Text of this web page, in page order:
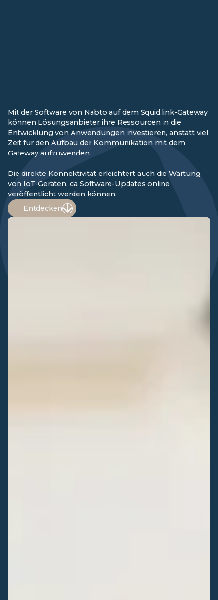
Mit der Software von Nabto auf dem Squid.link-Gateway
können Lösungsanbieter ihre Ressourcen in die
Entwicklung von Anwendungen investieren, anstatt viel
Zeit für den Aufbau der Kommunikation mit dem
Gateway aufzuwenden.
Die direkte Konnektivität erleichtert auch die Wartung
von IoT-Geräten, da Software-Updates online
veröffentlicht werden können.
Entdecken